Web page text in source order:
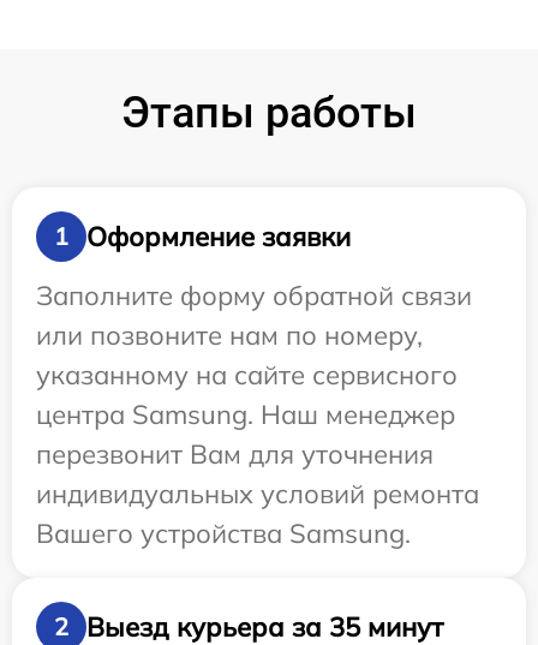
Этапы работы
1
Оформление заявки
Заполните форму обратной связи
или позвоните нам по номеру,
указанному на сайте сервисного
центра Samsung. Наш менеджер
перезвонит Вам для уточнения
индивидуальных условий ремонта
Вашего устройства Samsung.
2
Выезд курьера за 35 минут